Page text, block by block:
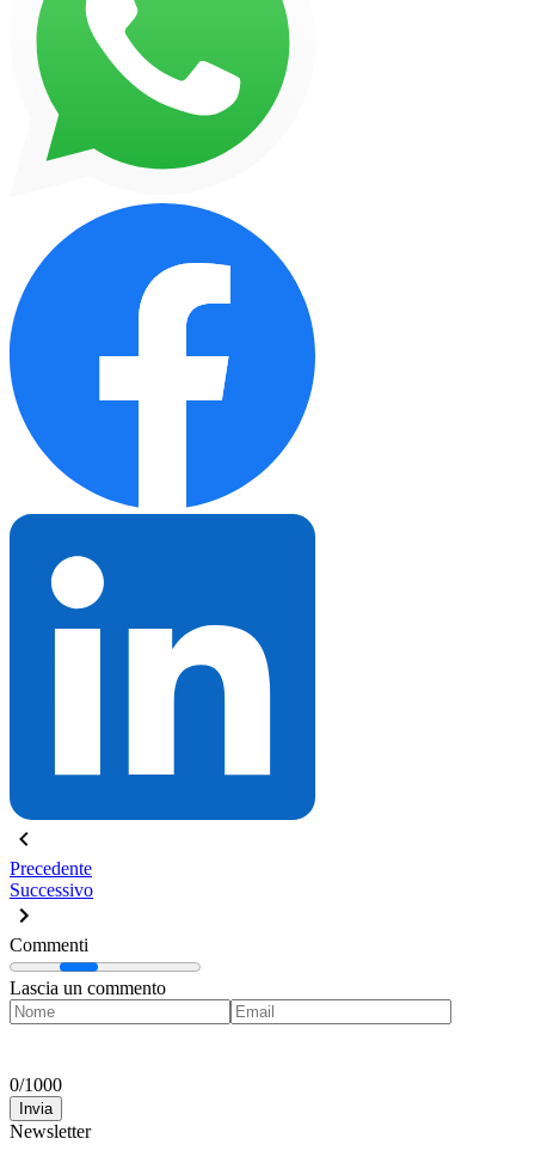
Precedente
Successivo
Commenti
Lascia un commento
0/1000
Invia
Newsletter